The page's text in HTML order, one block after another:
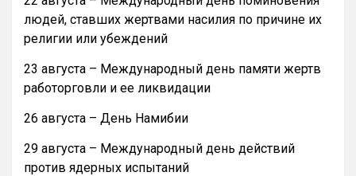
людей, ставших жертвами насилия по причине их
религии или убеждений
23 августа – Международный день памяти жертв
работорговли и ее ликвидации
26 августа – День Намибии
29 августа – Международный день действий
против ядерных испытаний